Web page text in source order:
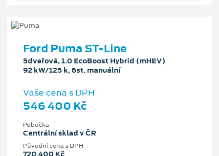
Ford Puma ST-Line
5dveřová, 1.0 EcoBoost Hybrid (mHEV)
92 kW/125 k, 6st. manuální
Vaše cena s DPH
546 400 Kč
Pobočka
Centrální sklad v ČR
Původní cena s DPH